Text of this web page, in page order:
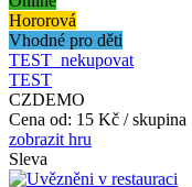
Hororová
Vhodné pro děti
TEST_nekupovat
TEST
CZDEMO
Cena od: 15 Kč / skupina
zobrazit hru
Sleva